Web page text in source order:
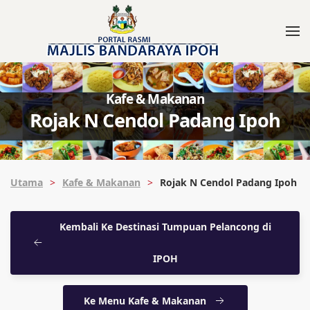
Kafe & Makanan
Rojak N Cendol Padang Ipoh
Utama Kafe & Makanan Rojak N Cendol Padang Ipoh
Kembali Ke Destinasi Tumpuan Pelancong di
IPOH
Ke Menu Kafe & Makanan